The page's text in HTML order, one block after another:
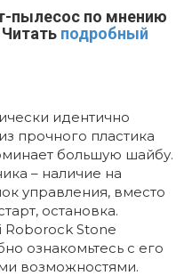
пылесос по мнению
подробный
идентично
прочного пластика
большую шайбу.
– наличие на
управления, вместо
остановка.
Stone
ознакомьтесь с его
возможностями.